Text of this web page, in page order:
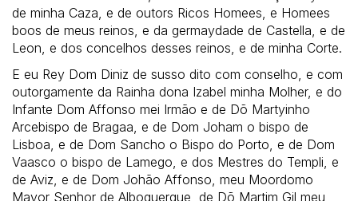
de minha Caza, e de outors Ricos Homees, e Homees
boos de meus reinos, e da germaydade de Castella, e de
Leon, e dos concelhos desses reinos, e de minha Corte.
E eu Rey Dom Diniz de susso dito com conselho, e com
outorgamente da Rainha dona Izabel minha Molher, e do
Infante Dom Affonso mei Irmão e de Dõ Martyinho
Arcebispo de Bragaa, e de Dom Joham o bispo de
Lisboa, e de Dom Sancho o Bispo do Porto, e de Dom
Vaasco o bispo de Lamego, e dos Mestres do Templi, e
de Aviz, e de Dom Johão Affonso, meu Moordomo
Mayor Senhor de Alboquerque, de Dõ Martim Gil meu